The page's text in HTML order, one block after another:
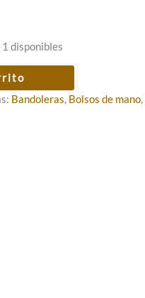
1 disponibles
Bandoleras, Bolsos de mano,